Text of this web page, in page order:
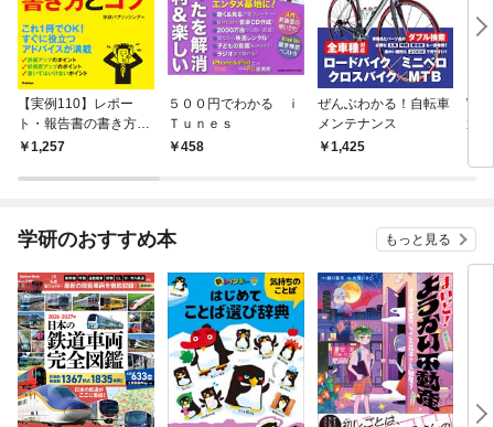
【実例110】レポー
ト・報告書の書き方と
コツ そのまま使え
1,257
５００円でわかる ｉ
Ｔｕｎｅｓ
458
ぜんぶわかる！自転車
メンテナンス
1,425
適
学研のおすすめ本 もっと見る